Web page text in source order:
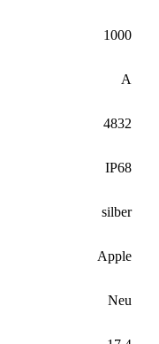
1000
A
4832
IP68
silber
Apple
Neu